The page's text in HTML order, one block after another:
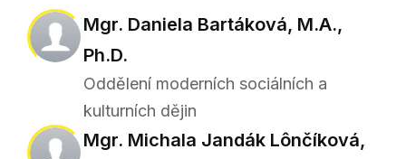
Mgr. Daniela Bartáková, M.A.,
Ph.D.
Oddělení moderních sociálních a
kulturních dějin
Mgr. Michala Jandák Lônčíková,